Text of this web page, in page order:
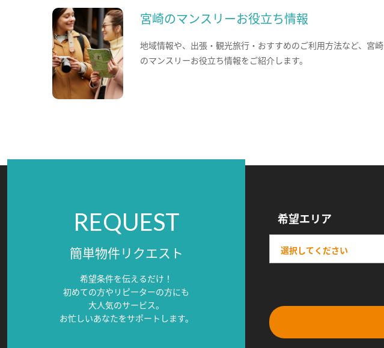
宮崎のマンスリーお役立ち情報
地域情報や、出張・観光旅行・おすすめのご利用方法など、宮崎
のマンスリーお役立ち情報をご紹介します。
REQUEST
簡単物件リクエスト
希望条件を伝えるだけ！
初めての方やリピーターの方にも
大人気のサービス。
お忙しいあなたをサポートします。
希望エリア